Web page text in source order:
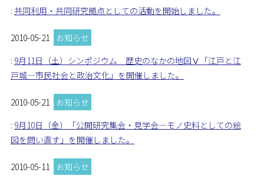
: 共同利用・共同研究拠点としての活動を開始しました。
2010-05-21
お知らせ
: 9月11日（土）シンポジウム 歴史のなかの地図Ⅴ「江戸と江
戸城―市民社会と政治文化」を開催しました。
2010-05-21
お知らせ
: 9月10日（金）「公開研究集会・見学会―モノ史料としての絵
図を問い直す」を開催しました。
2010-05-11
お知らせ